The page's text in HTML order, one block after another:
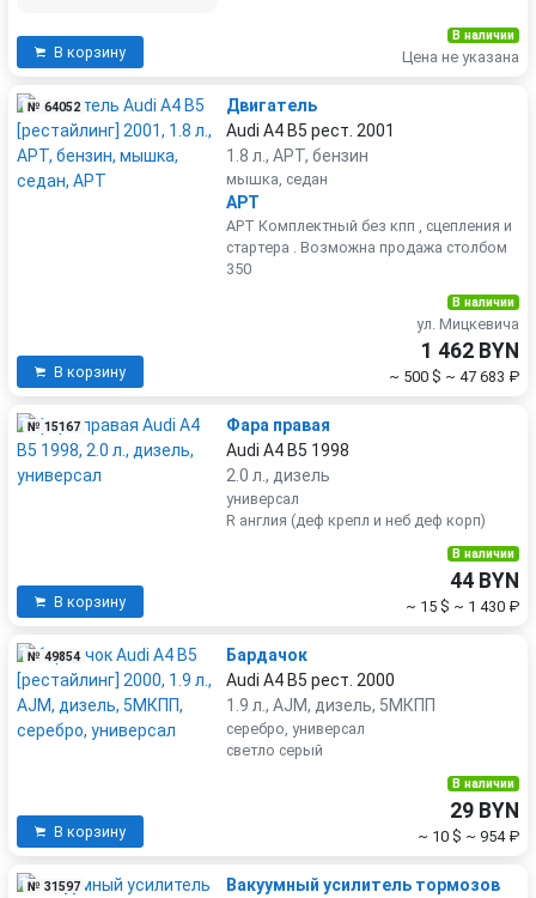
В корзину
В наличии
Цена не указана
№ 64052
Двигатель
Audi A4 B5 рест. 2001
1.8 л., APT, бензин
мышка, седан
APT
APT Комплектный без кпп , сцепления и
стартера . Возможна продажа столбом
350
В корзину
В наличии
ул. Мицкевича
1 462 BYN
~ 500 $ ~ 47 683 ₽
№ 15167
Фара правая
Audi A4 B5 1998
2.0 л., дизель
универсал
R англия (деф крепл и неб деф корп)
В корзину
В наличии
44 BYN
~ 15 $ ~ 1 430 ₽
№ 49854
Бардачок
Audi A4 B5 рест. 2000
1.9 л., AJM, дизель, 5МКПП
серебро, универсал
светло серый
В корзину
В наличии
29 BYN
~ 10 $ ~ 954 ₽
№ 31597
Вакуумный усилитель тормозов